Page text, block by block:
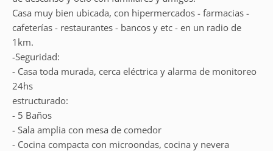
Casa muy bien ubicada, con hipermercados - farmacias -
cafeterías - restaurantes - bancos y etc - en un radio de
1km.
-Seguridad:
- Casa toda murada, cerca eléctrica y alarma de monitoreo
24hs
estructurado:
- 5 Baños
- Sala amplia con mesa de comedor
- Cocina compacta con microondas, cocina y nevera